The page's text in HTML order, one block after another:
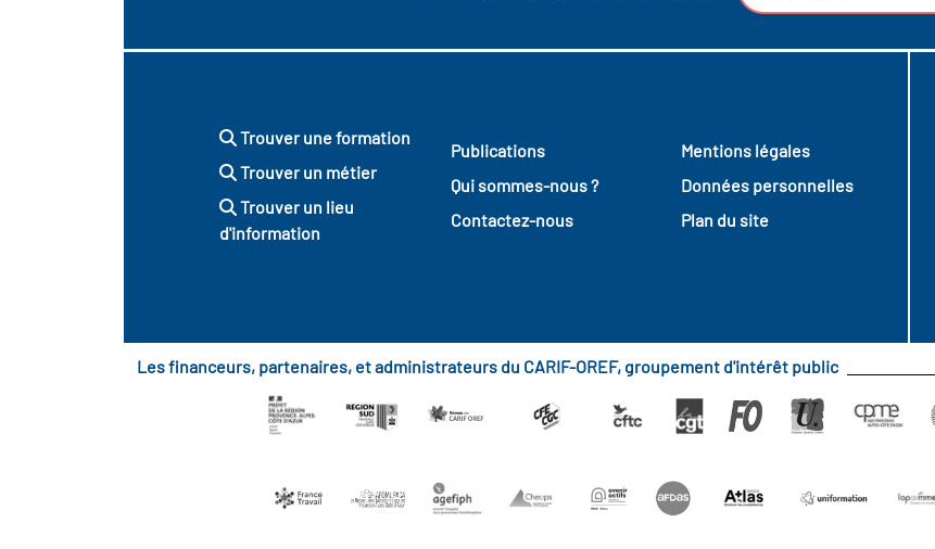
Trouver une formation
Trouver un métier
Trouver un lieu
d'information
Publications
Qui sommes-nous ?
Contactez-nous
Mentions légales
Données personnelles
Plan du site
Les financeurs, partenaires, et administrateurs du CARIF-OREF, groupement d'intérêt public